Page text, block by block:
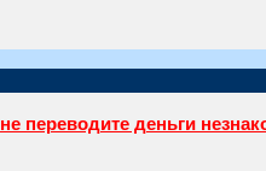
не переводите деньги